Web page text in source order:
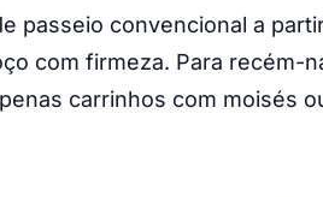
passeio convencional a
com firmeza. Para recém-
carrinhos com moisés